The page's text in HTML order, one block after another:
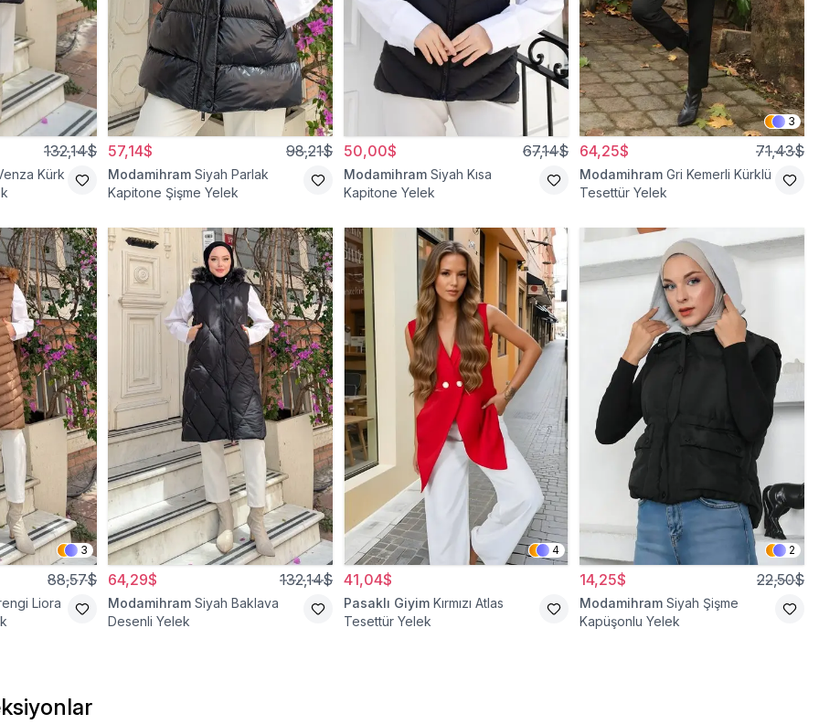
132,14$
Kürk
57,14$ 98,21$
Modamihram Siyah Parlak
Kapitone Şişme Yelek
50,00$ 67,14$
Modamihram Siyah Kısa
Kapitone Yelek
3
64,25$ 71,43$
Modamihram Gri Kemerli Kürklü
Tesettür Yelek
3
88,57$
Liora
64,29$ 132,14$
Modamihram Siyah Baklava
Desenli Yelek
4
41,04$
Pasaklı Giyim Kırmızı Atlas
Tesettür Yelek
2
14,25$ 22,50$
Modamihram Siyah Şişme
Kapüşonlu Yelek